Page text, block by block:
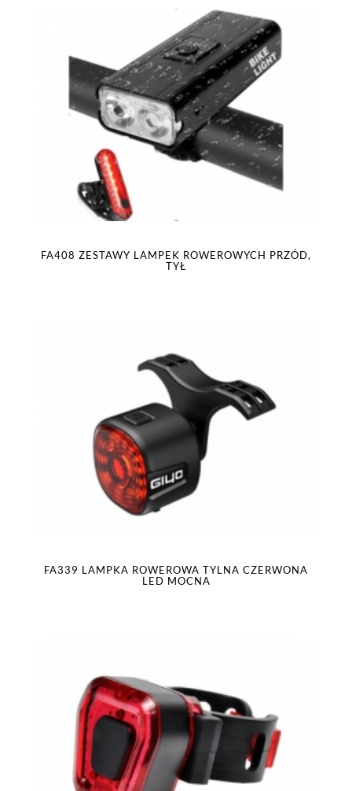
FA408 ZESTAWY LAMPEK ROWEROWYCH PRZÓD,
TYŁ
FA339 LAMPKA ROWEROWA TYLNA CZERWONA
LED MOCNA